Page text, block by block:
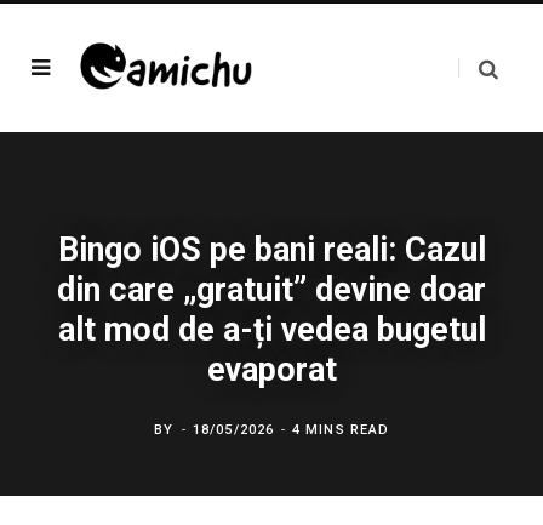
Bingo iOS pe bani reali: Cazul
din care „gratuit” devine doar
alt mod de a-ți vedea bugetul
evaporat
BY 18/05/2026 4 MINS READ